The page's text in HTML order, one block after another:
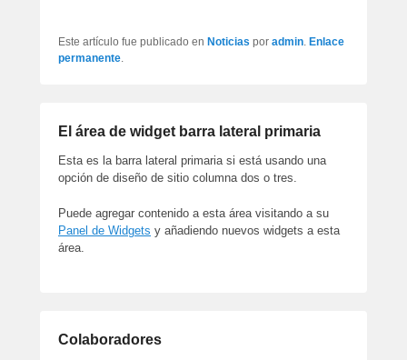
Este artículo fue publicado en Noticias por admin Enlace
permanente
El área de widget barra lateral primaria
Esta es la barra lateral primaria si está usando una
opción de diseño de sitio columna dos o tres.
Puede agregar contenido a esta área visitando a su
Panel de Widgets y añadiendo nuevos widgets a esta
área.
Colaboradores